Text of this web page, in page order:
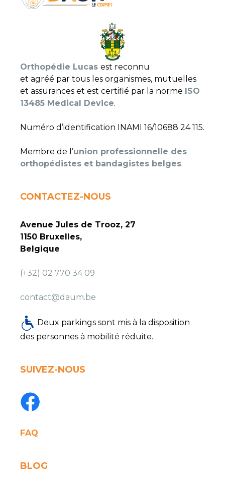
Orthopédie Lucas est reconnu
et agréé par tous les organismes, mutuelles
et assurances et est certifié par la norme ISO
13485 Medical Device.
Numéro d’identification INAMI 16/10688 24 115.
Membre de l’union professionnelle des
orthopédistes et bandagistes belges.
CONTACTEZ-NOUS
Avenue Jules de Trooz, 27
1150 Bruxelles,
Belgique
(+32) 02 770 34 09
contact@daum.be
Deux parkings sont mis à la disposition
des personnes à mobilité réduite.
SUIVEZ-NOUS
FAQ
BLOG